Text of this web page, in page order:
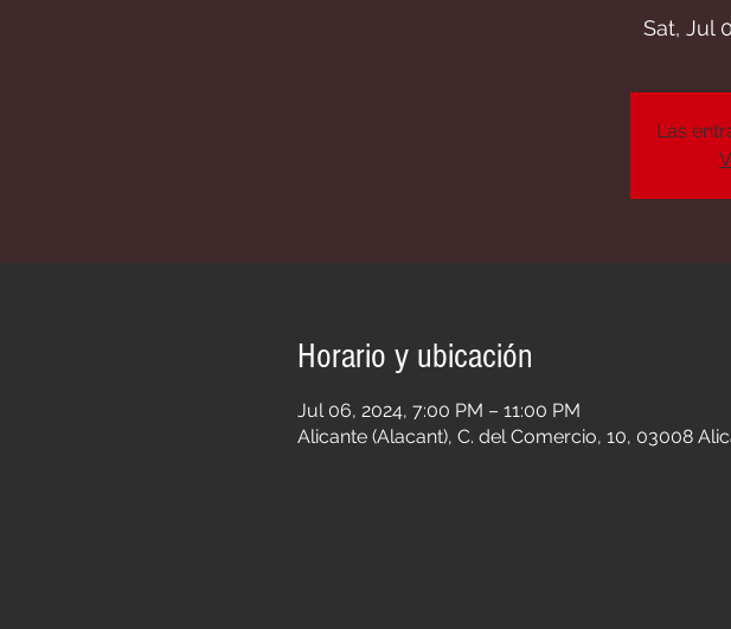
Sat, Jul
Las
Horario y ubicación
Jul 06, 2024, 7:00 PM – 11:00 PM
Alicante (Alacant), C. del Comercio, 10, 03008